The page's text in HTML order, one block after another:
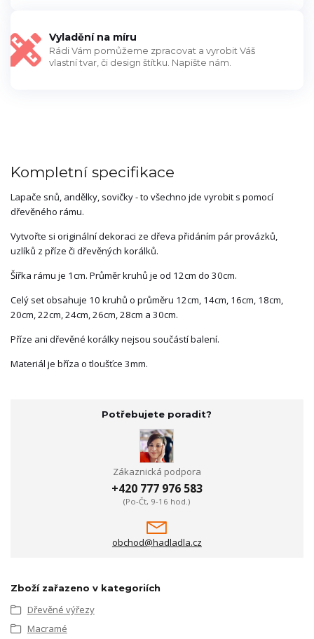
Vyladění na míru
Rádi Vám pomůžeme zpracovat a vyrobit Váš
vlastní tvar, či design štítku. Napište nám.
Kompletní specifikace
Lapače snů, andělky, sovičky - to všechno jde vyrobit s pomocí
dřevěného rámu.
Vytvořte si originální dekoraci ze dřeva přidáním pár provázků,
uzlíků z příze či dřevěných korálků.
Šířka rámu je 1cm. Průměr kruhů je od 12cm do 30cm.
Celý set obsahuje 10 kruhů o průměru 12cm, 14cm, 16cm, 18cm,
20cm, 22cm, 24cm, 26cm, 28cm a 30cm.
Příze ani dřevěné korálky nejsou součástí balení.
Materiál je bříza o tloušťce 3mm.
Potřebujete poradit?
Zákaznická podpora
+420 777 976 583
(Po-Čt, 9-16 hod.)
obchod@hadladla.cz
Zboží zařazeno v kategoriích
Dřevěné výřezy
Macramé